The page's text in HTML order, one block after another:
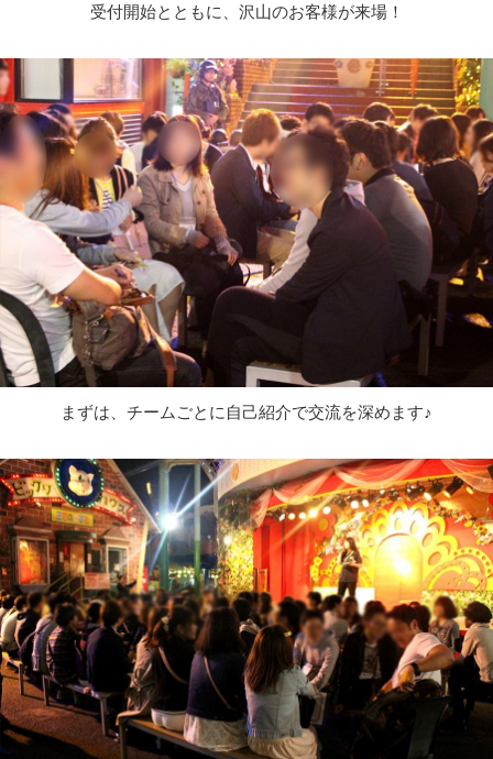
受付開始とともに、沢山のお客様が来場！
まずは、チームごとに自己紹介で交流を深めます♪